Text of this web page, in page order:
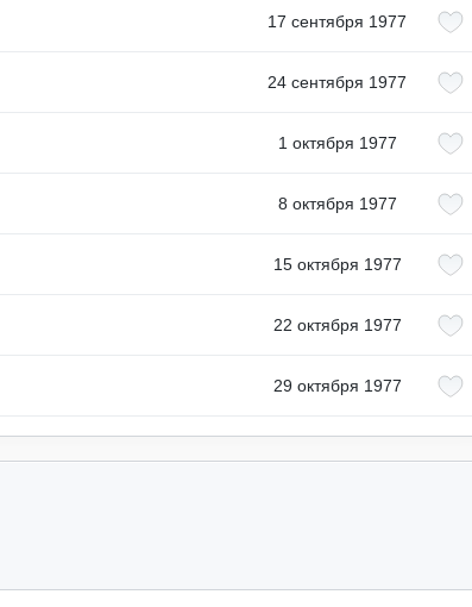
17 сентября 1977
24 сентября 1977
1 октября 1977
8 октября 1977
15 октября 1977
22 октября 1977
29 октября 1977